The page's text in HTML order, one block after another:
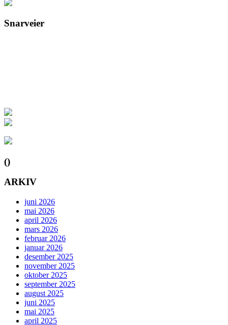
Snarveier
()
ARKIV
juni 2026
mai 2026
april 2026
mars 2026
februar 2026
januar 2026
desember 2025
november 2025
oktober 2025
september 2025
august 2025
juni 2025
mai 2025
april 2025